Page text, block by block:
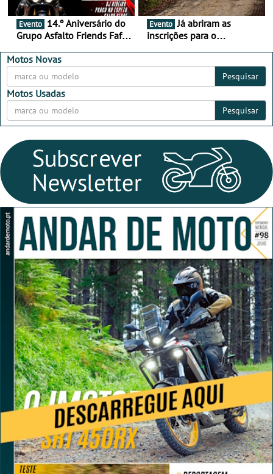
Evento
Grupo Asfalto Friends Fafe,
2026
Evento Já abriram as
inscrições para o
Motos Novas
Pesquisar
Motos Usadas
Pesquisar